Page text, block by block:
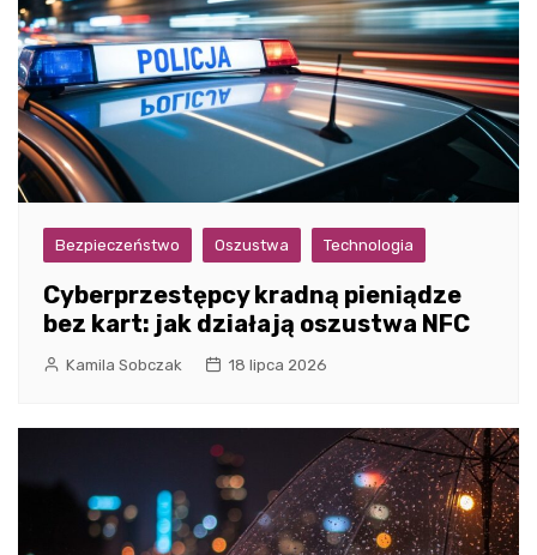
Bezpieczeństwo Oszustwa Technologia
Cyberprzestępcy kradną pieniądze
bez kart: jak działają oszustwa NFC
Kamila Sobczak 18 lipca 2026